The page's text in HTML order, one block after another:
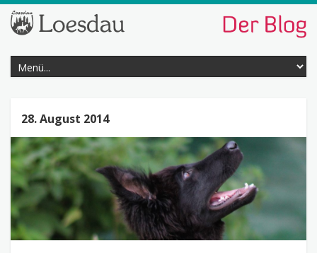
28. August 2014